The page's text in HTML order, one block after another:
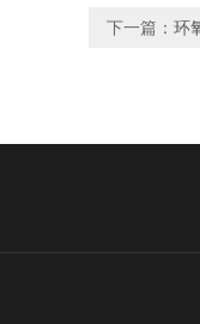
下一篇： 环